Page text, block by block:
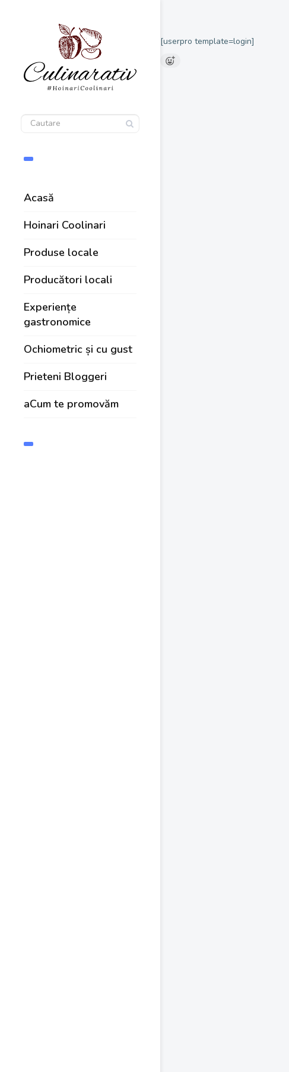
Acasă
Hoinari Coolinari
Produse locale
Producători locali
Experiențe
gastronomice
Ochiometric și cu gust
Prieteni Bloggeri
aCum te promovăm
[userpro template=login]